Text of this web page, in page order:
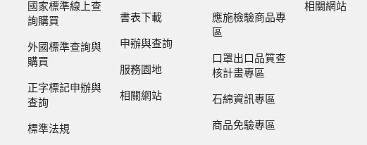
國家標準線上查
詢購買
外國標準查詢與
購買
正字標記申辦與
查詢
標準法規
書表下載
申辦與查詢
服務園地
相關網站
應施檢驗商品專
區
口罩出口品質查
核計畫專區
石綿資訊專區
商品免驗專區
相關網站